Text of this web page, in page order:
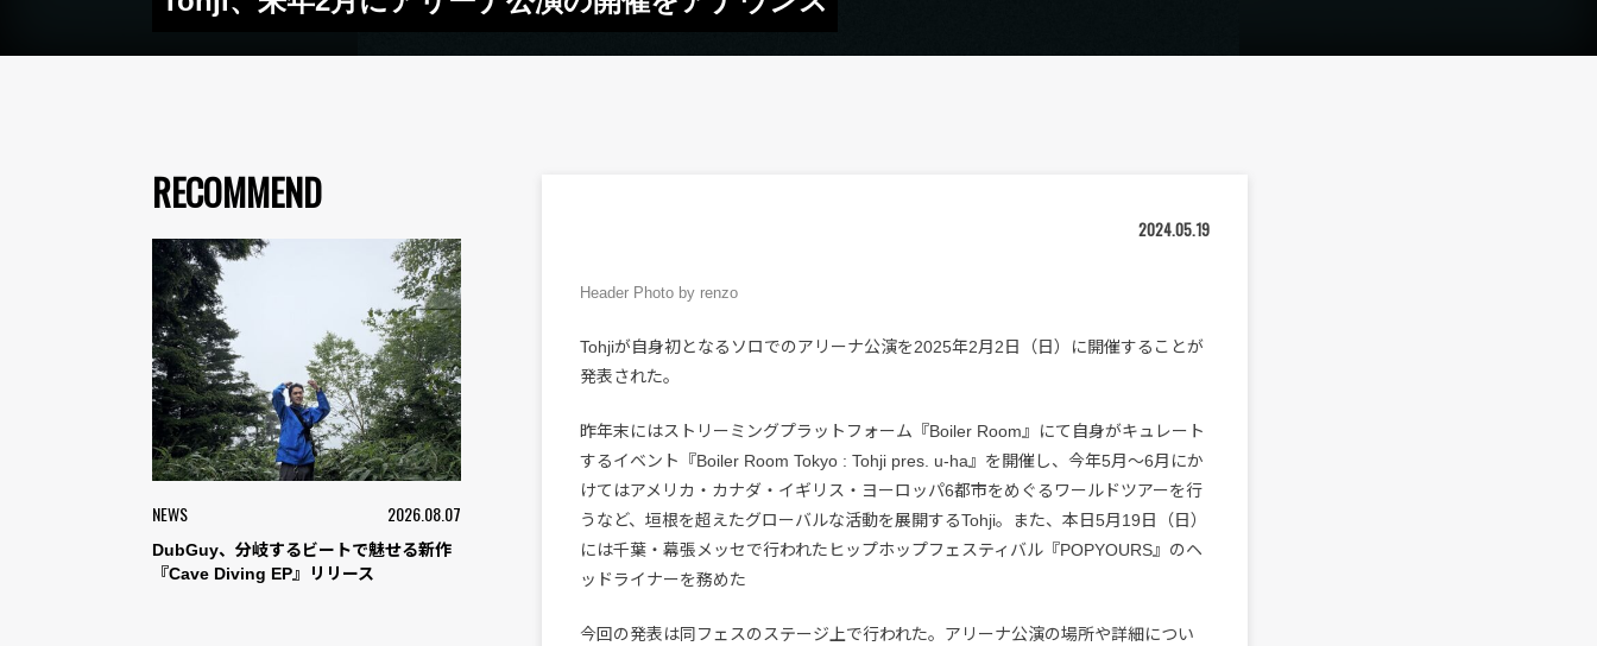
RECOMMEND
NEWS 2026.08.07
DubGuy、分岐するビートで魅せる新作
『Cave Diving EP』リリース
2024.05.19
Header Photo by renzo
Tohjiが自身初となるソロでのアリーナ公演を2025年2月2日（日）に開催することが
発表された。
昨年末にはストリーミングプラットフォーム『Boiler Room』にて自身がキュレート
するイベント『Boiler Room Tokyo : Tohji pres. u-ha』を開催し、今年5月〜6月にか
けてはアメリカ・カナダ・イギリス・ヨーロッパ6都市をめぐるワールドツアーを行
うなど、垣根を超えたグローバルな活動を展開するTohji。また、本日5月19日（日）
には千葉・幕張メッセで行われたヒップホップフェスティバル『POPYOURS』のヘ
ッドライナーを務めた
今回の発表は同フェスのステージ上で行われた。アリーナ公演の場所や詳細につい